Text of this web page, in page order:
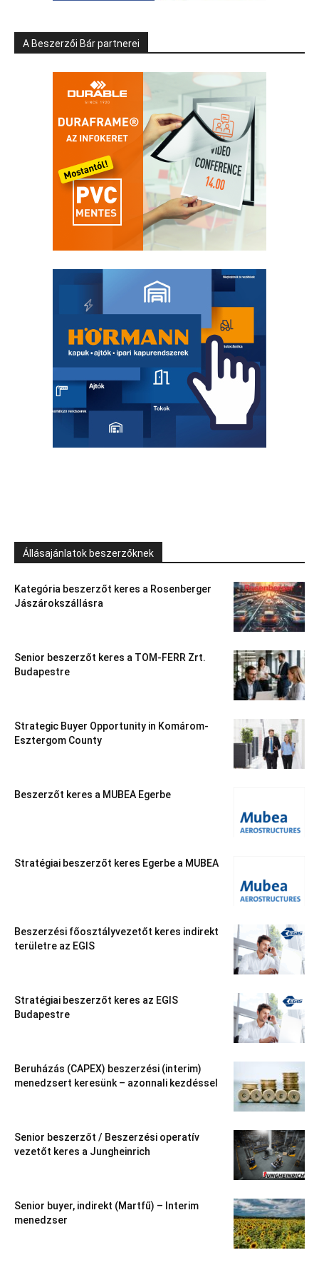
A Beszerzői Bár partnerei
Állásajánlatok beszerzőknek
Kategória beszerzőt keres a Rosenberger
Jászárokszállásra
Senior beszerzőt keres a TOM-FERR Zrt.
Budapestre
Strategic Buyer Opportunity in Komárom-
Esztergom County
Beszerzőt keres a MUBEA Egerbe
Stratégiai beszerzőt keres Egerbe a MUBEA
Beszerzési főosztályvezetőt keres indirekt
területre az EGIS
Stratégiai beszerzőt keres az EGIS
Budapestre
Beruházás (CAPEX) beszerzési (interim)
menedzsert keresünk – azonnali kezdéssel
Senior beszerzőt / Beszerzési operatív
vezetőt keres a Jungheinrich
Senior buyer, indirekt (Martfű) – Interim
menedzser